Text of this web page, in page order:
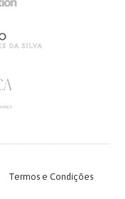
Termos e Condições